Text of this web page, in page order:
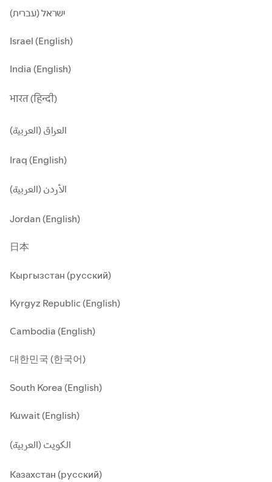
ישראל (עברית)
Israel (English)
India (English)
भारत (हिन्दी)
العراق (العربية)
Iraq (English)
الأردن (العربية)
Jordan (English)
日本
Кыргызстан (русский)
Kyrgyz Republic (English)
Cambodia (English)
대한민국 (한국어)
South Korea (English)
Kuwait (English)
الكويت (العربية)
Казахстан (русский)